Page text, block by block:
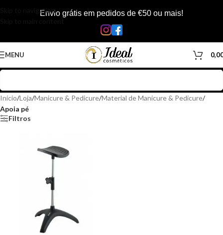
Skip to navigationEnvio grátis em pedidos de €50 ou mais!
MENU
Início/Loja/Manicure & Pedicure/Material de Manicure & Pedicure/
Apoia pé
Filtros